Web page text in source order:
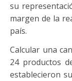
su
margen de la
país.
Calcular una
24 productos
establecieron